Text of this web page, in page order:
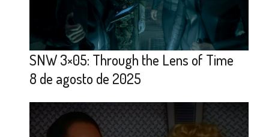
SNW 3×05: Through the Lens of Time
8 de agosto de 2025